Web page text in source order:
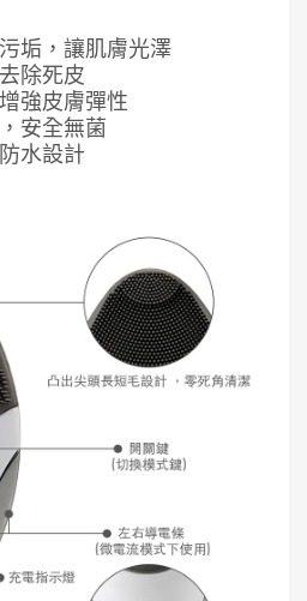
垢，讓肌膚光澤
除死皮
強皮膚彈性
安全無菌
水設計